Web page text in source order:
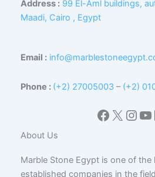
Address : 99 El-Aml buildings,
Maadi, Cairo , Egypt
Email :
Phone : (+2) 27005003 – (+2)
X
About Us
Marble Stone Egypt is one of
established companies in the